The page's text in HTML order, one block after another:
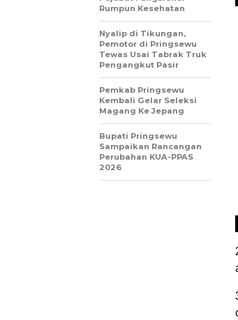
Rumpun Kesehatan
Nyalip di Tikungan,
Pemotor di Pringsewu
Tewas Usai Tabrak Truk
Pengangkut Pasir
Pemkab Pringsewu
Kembali Gelar Seleksi
Magang Ke Jepang
Bupati Pringsewu
Sampaikan Rancangan
Perubahan KUA-PPAS
2026